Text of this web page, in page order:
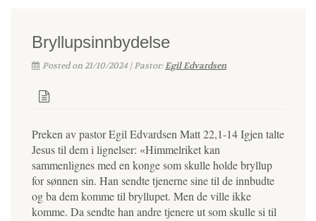
Bryllupsinnbydelse
Posted on 21/10/2024 | Pastor:Egil Edvardsen
Preken av pastor Egil Edvardsen Matt 22,1-14 Igjen talte
Jesus til dem i lignelser: «Himmelriket kan
sammenlignes med en konge som skulle holde bryllup
for sønnen sin. Han sendte tjenerne sine til de innbudte
og ba dem komme til bryllupet. Men de ville ikke
komme. Da sendte han andre tjenere ut som skulle si til